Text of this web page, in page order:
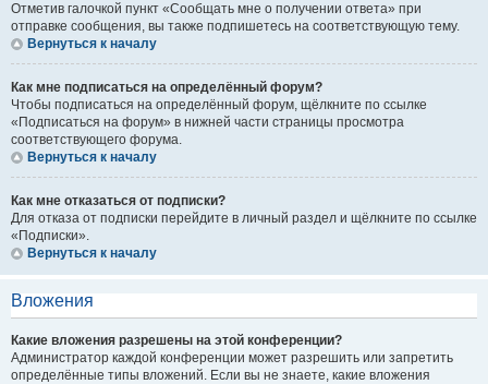
Отметив галочкой пункт «Сообщать мне о получении ответа» при
отправке сообщения, вы также подпишетесь на соответствующую тему.
Вернуться к началу
Как мне подписаться на определённый форум?
Чтобы подписаться на определённый форум, щёлкните по ссылке
«Подписаться на форум» в нижней части страницы просмотра
соответствующего форума.
Вернуться к началу
Как мне отказаться от подписки?
Для отказа от подписки перейдите в личный раздел и щёлкните по ссылке
«Подписки».
Вернуться к началу
Вложения
Какие вложения разрешены на этой конференции?
Администратор каждой конференции может разрешить или запретить
определённые типы вложений. Если вы не знаете, какие вложения